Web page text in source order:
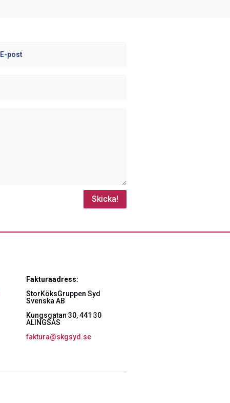
Skicka!
Fakturaadress:
StorKöksGruppen Syd
Svenska AB
Kungsgatan 30, 441 30
ALINGSÅS
faktura@skgsyd.se